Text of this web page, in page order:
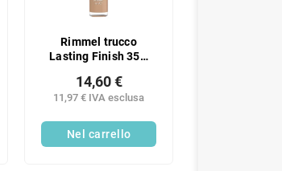
Rimmel trucco
Lasting Finish 35H
11,97 € IVA esclusa
14,60 €
Nel carrello